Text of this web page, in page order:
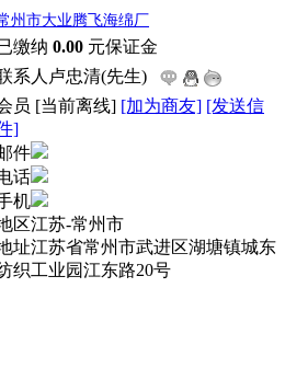
州市大业腾飞海绵厂
缴纳 0.00 元保证金
系人 卢忠清(先生)
员 [当前离线] [加为商友] [发送信
]
件
话
机
区江苏-常州市
址江苏省常州市武进区湖塘镇城东
织工业园江东路20号